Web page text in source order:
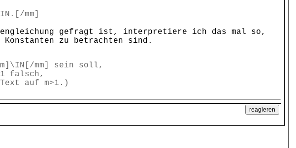
mm]
gefragt ist, interpretiere ich das mal so,
Konstanten zu betrachten sind.
mm] sein soll,
falsch,
auf m>1.)